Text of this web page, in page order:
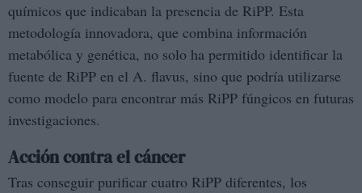
químicos que indicaban la presencia de RiPP. Esta
metodología innovadora, que combina información
metabólica y genética, no solo ha permitido identificar la
fuente de RiPP en el A. flavus, sino que podría utilizarse
como modelo para encontrar más RiPP fúngicos en futuras
investigaciones.
Acción contra el cáncer
Tras conseguir purificar cuatro RiPP diferentes, los